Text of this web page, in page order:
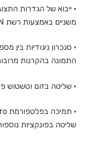
משניים באמצעות רשת LAN מקומית
• סנכרון ניגודיות בין
התמונה בהקרנות
• שליטה בזום וטשטוש
שליטה בפונקציות